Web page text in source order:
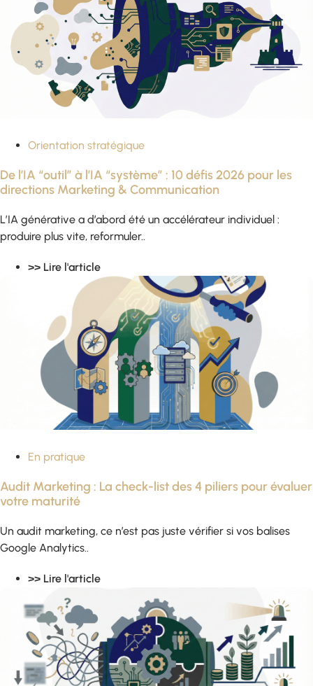
Orientation stratégique
De l’IA “outil” à l’IA “système” : 10 défis 2026 pour les
directions Marketing & Communication
L’IA générative a d’abord été un accélérateur individuel :
produire plus vite, reformuler..
>> Lire l'article
En pratique
Audit Marketing : La check-list des 4 piliers pour évaluer
votre maturité
Un audit marketing, ce n’est pas juste vérifier si vos balises
Google Analytics..
>> Lire l'article